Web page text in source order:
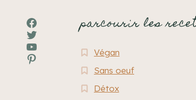
Facebook
Twitter
YouTube
Pinterest
parcourir les
Végan
Sans oeuf
Détox